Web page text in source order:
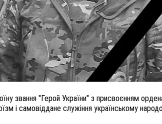
звання "Герой України" з присвоєнням
і самовіддане служіння українському
62-РІЧНУ
ВНАСЛІДОК
ПОМЕР ВОЇН ЮРІЙ
25 листопада 2025 0